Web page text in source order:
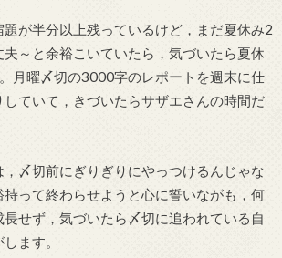
が半分以上残っているけど，まだ夏休み2
～と余裕こいていたら，気づいたら夏休
月曜〆切の3000字のレポートを週末に仕
していて，きづいたらサザエさんの時間だ
〆切前にぎりぎりにやっつけるんじゃな
持って終わらせようと心に誓いながも，何
せず，気づいたら〆切に追われている自
ます。